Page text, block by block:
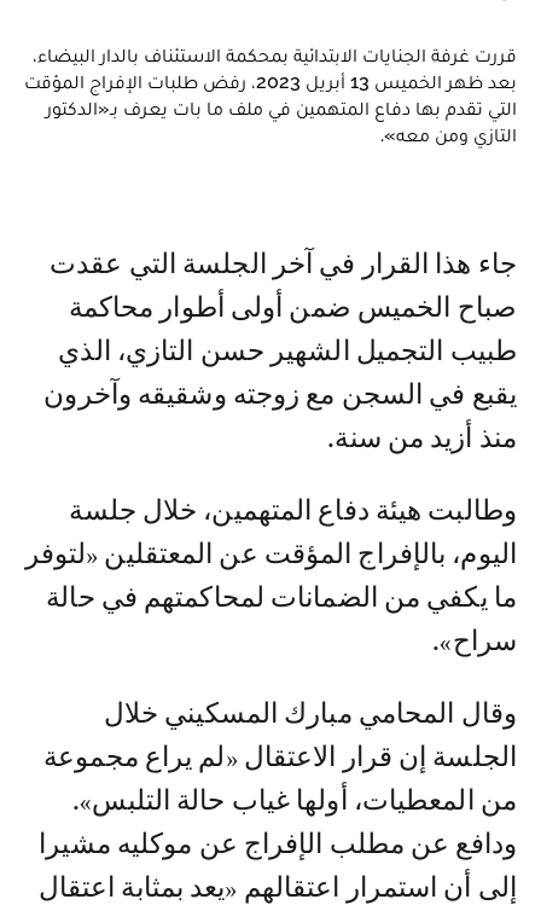
قررت غرفة الجنايات الابتدائية بمحكمة الاستئناف بالدار البيضاء،
بعد ظهر الخميس 13 أبريل 2023، رفض طلبات الإفراج المؤقت
التي تقدم بها دفاع المتهمين في ملف ما بات يعرف بـ«الدكتور
التازي ومن معه».
جاء هذا القرار في آخر الجلسة التي عقدت
صباح الخميس ضمن أولى أطوار محاكمة
طبيب التجميل الشهير حسن التازي، الذي
يقبع في السجن مع زوجته وشقيقه وآخرون
منذ أزيد من سنة.
وطالبت هيئة دفاع المتهمين، خلال جلسة
اليوم، بالإفراج المؤقت عن المعتقلين «لتوفر
ما يكفي من الضمانات لمحاكمتهم في حالة
سراح».
وقال المحامي مبارك المسكيني خلال
الجلسة إن قرار الاعتقال «لم يراع مجموعة
من المعطيات، أولها غياب حالة التلبس».
ودافع عن مطلب الإفراج عن موكليه مشيرا
إلى أن استمرار اعتقالهم «يعد بمثابة اعتقال